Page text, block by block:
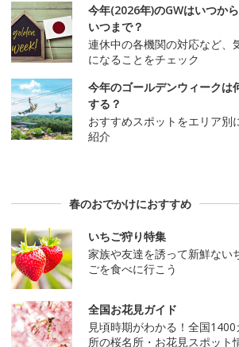
今年(2026年)のGWはいつから
いつまで？
連休中の各機関の対応など、
になることをチェック
今年のゴールデンウィークは
する？
おすすめスポットをエリア別
紹介
春のおでかけにおすすめ
いちご狩り特集
家族や友達を誘って新鮮ない
ごを食べに行こう
全国お花見ガイド
見頃時期がわかる！全国1400
所の桜名所・お花見スポット